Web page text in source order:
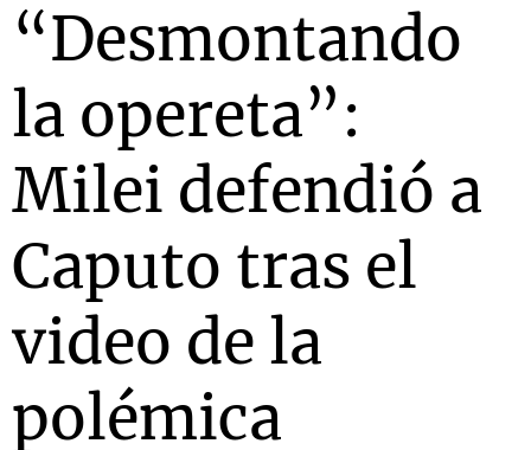
“Desmontando
la opereta”:
Milei defendió a
Caputo tras el
video de la
polémica